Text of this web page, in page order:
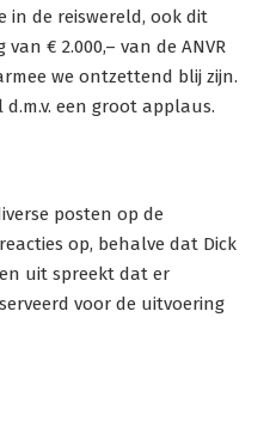
de reiswereld, ook dit
€ 2.000,– van de ANVR
we ontzettend blij zijn.
een groot applaus.
posten op de
op, behalve dat Dick
uit spreekt dat er
voor de uitvoering